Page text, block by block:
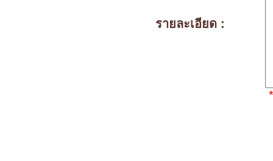
รายละเอียด :
*